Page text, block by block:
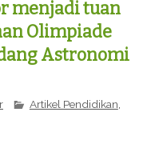
menjadi tuan
Olimpiade
Astronomi
Artikel Pendidikan